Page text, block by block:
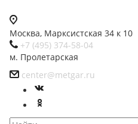
Москва, Марксистская 34 к 10
+7 (495) 374-58-04
м. Пролетарская
center@metgar.ru